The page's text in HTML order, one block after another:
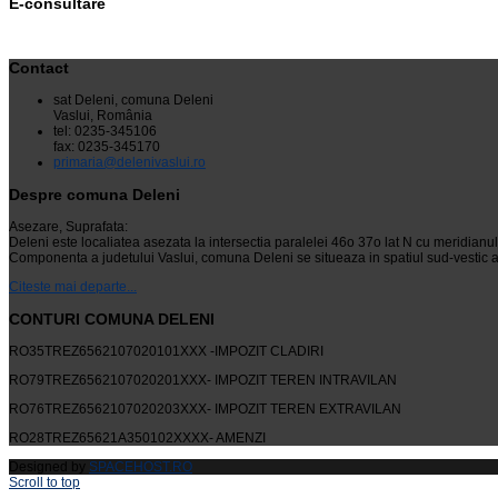
Contact
sat Deleni, comuna Deleni
Vaslui, România
tel: 0235-345106
fax: 0235-345170
primaria@delenivaslui.ro
Despre comuna Deleni
Asezare, Suprafata:
Deleni este localiatea asezata la intersectia paralelei 46o 37o lat N cu
Componenta a judetului Vaslui, comuna Deleni se situeaza in spatiul sud-vestic
Citeste mai departe...
CONTURI COMUNA DELENI
RO35TREZ6562107020101XXX -IMPOZIT CLADIRI
RO79TREZ6562107020201XXX- IMPOZIT TEREN INTRAVILAN
RO76TREZ6562107020203XXX- IMPOZIT TEREN EXTRAVILAN
RO28TREZ65621A350102XXXX- AMENZI
Designed by SPACEHOST.RO
Scroll to top